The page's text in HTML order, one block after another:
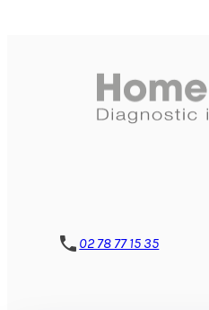
phone02 78 77 15 35